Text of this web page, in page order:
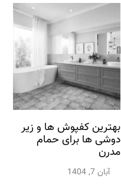
بهترین کفپوش ها و زیر
دوشی ها برای حمام
مدرن
آبان 7, 1404